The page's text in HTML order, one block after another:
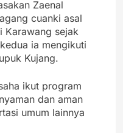
Zaenal
cuanki asal
Karawang sejak
ia mengikuti
Kujang.
ikut program
dan aman
umum lainnya